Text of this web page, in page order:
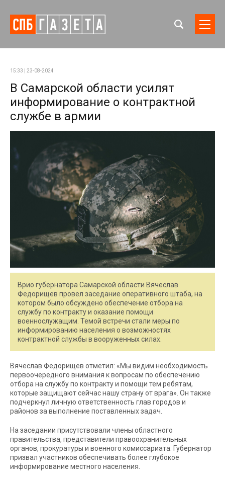
15:33 | 23-08-2024
В Самарской области усилят
информирование о контрактной
службе в армии
Врио губернатора Самарской области Вячеслав
Федорищев провел заседание оперативного штаба, на
котором было обсуждено обеспечение отбора на
службу по контракту и оказание помощи
военнослужащим. Темой встречи стали меры по
информированию населения о возможностях
контрактной службы в вооруженных силах.
Вячеслав Федорищев отметил: «Мы видим необходимость
первоочередного внимания к вопросам по обеспечению
отбора на службу по контракту и помощи тем ребятам,
которые защищают сейчас нашу страну от врага». Он также
подчеркнул личную ответственность глав городов и
районов за выполнение поставленных задач.
На заседании присутствовали члены областного
правительства, представители правоохранительных
органов, прокуратуры и военного комиссариата. Губернатор
призвал участников обеспечивать более глубокое
информирование местного населения.